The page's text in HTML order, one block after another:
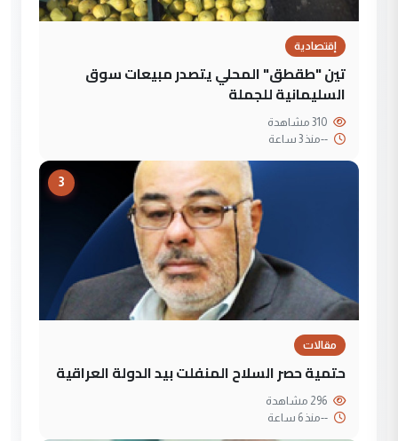
إقتصادية
تين "طقطق" المحلي يتصدر مبيعات سوق
السليمانية للجملة
--منذ 3 ساعة
3
مقالات
حتمية حصر السلاح المنفلت بيد الدولة العراقية
--منذ 6 ساعة